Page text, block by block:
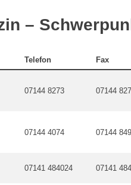
–
Telefon Fax
07144 8273 07144
07144 4074 07144
07141 484024 07141